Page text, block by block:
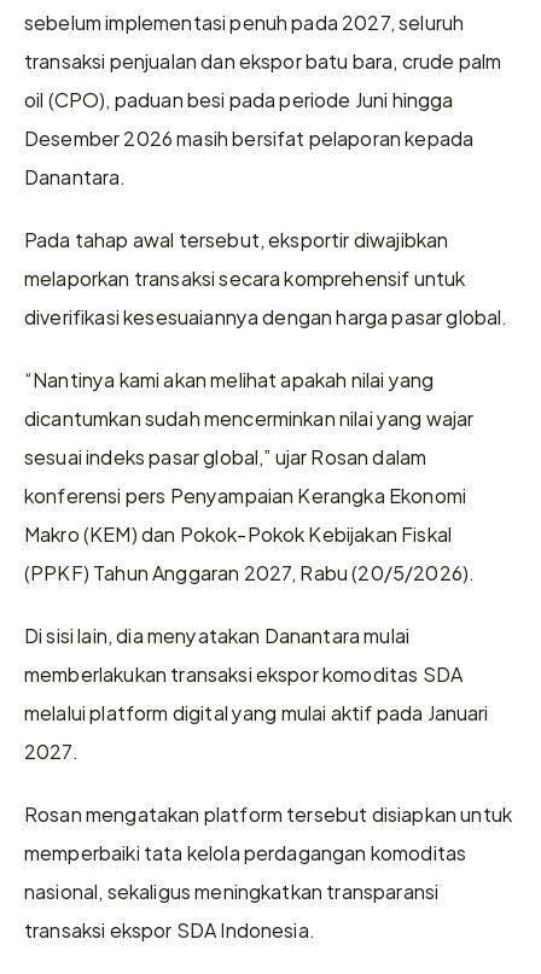
sebelum implementasi penuh pada 2027, seluruh
transaksi penjualan dan ekspor batu bara, crude palm
oil (CPO), paduan besi pada periode Juni hingga
Desember 2026 masih bersifat pelaporan kepada
Danantara.
Pada tahap awal tersebut, eksportir diwajibkan
melaporkan transaksi secara komprehensif untuk
diverifikasi kesesuaiannya dengan harga pasar global.
“Nantinya kami akan melihat apakah nilai yang
dicantumkan sudah mencerminkan nilai yang wajar
sesuai indeks pasar global,” ujar Rosan dalam
konferensi pers Penyampaian Kerangka Ekonomi
Makro (KEM) dan Pokok-Pokok Kebijakan Fiskal
(PPKF) Tahun Anggaran 2027, Rabu (20/5/2026).
Di sisi lain, dia menyatakan Danantara mulai
memberlakukan transaksi ekspor komoditas SDA
melalui platform digital yang mulai aktif pada Januari
2027.
Rosan mengatakan platform tersebut disiapkan untuk
memperbaiki tata kelola perdagangan komoditas
nasional, sekaligus meningkatkan transparansi
transaksi ekspor SDA Indonesia.